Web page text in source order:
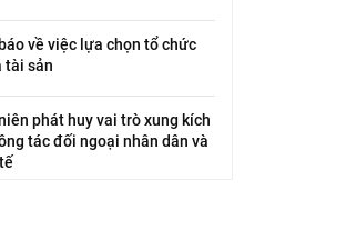
về việc lựa chọn tổ chức
tài sản
phát huy vai trò xung kích
tác đối ngoại nhân dân và